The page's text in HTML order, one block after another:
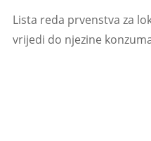
Lista reda prvenstva za
vrijedi do njezine